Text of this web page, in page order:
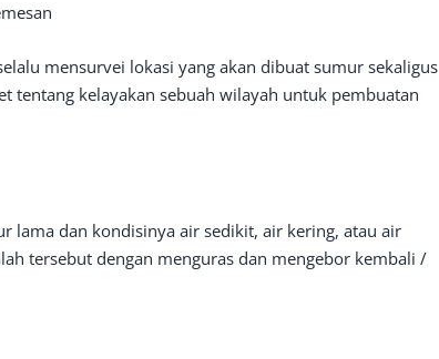
mensurvei lokasi yang akan dibuat sumur sekaligus
tentang kelayakan sebuah wilayah untuk pembuatan
lama dan kondisinya air sedikit, air kering, atau air
tersebut dengan menguras dan mengebor kembali /